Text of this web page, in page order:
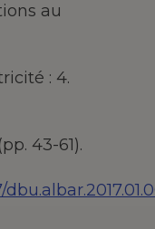
au
: 4.
43-61).